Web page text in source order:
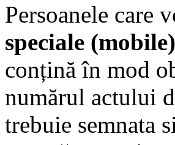
Persoanele care
speciale (mobile)
conțină în mod
numărul actului
trebuie semnata